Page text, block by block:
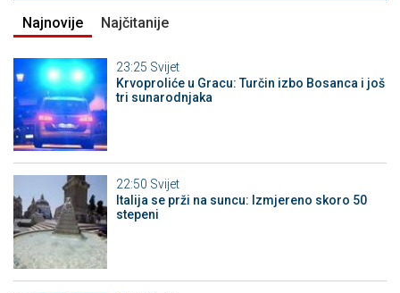
Najnovije Najčitanije
23:25 Svijet
Krvoproliće u Gracu: Turčin izbo Bosanca i još
tri sunarodnjaka
22:50 Svijet
Italija se prži na suncu: Izmjereno skoro 50
stepeni